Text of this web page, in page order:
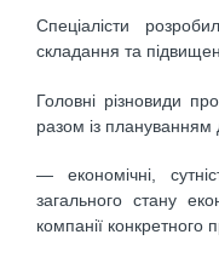
Спеціалісти
складання та
Головні різновиди
разом із плануванням
— економічні,
загального стану
компанії конкретного